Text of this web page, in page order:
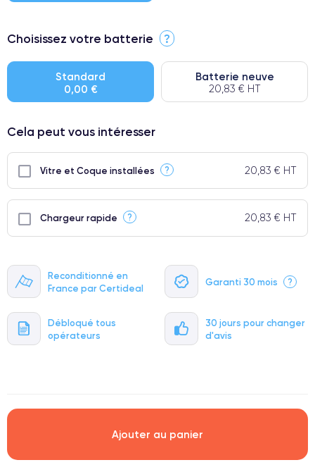
Reconditionné en
France par Certideal
Garanti 30 mois ?
Débloqué tous
opérateurs
30 jours pour changer
d'avis
⭐ Premium
● Batterie : usage intensif.
● Seuls 5% de nos téléphones ont un grade Premium.
Choisissez votre batterie ?
Standard
0,00 €
Batterie neuve
20,83 € HT
Cela peut vous intéresser
Vitre et Coque installées ? 20,83 € HT
Chargeur rapide ? 20,83 € HT
Ajouter au panier